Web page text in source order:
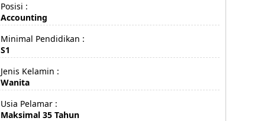
Posisi :
Accounting
Minimal Pendidikan :
S1
Jenis Kelamin :
Wanita
Usia Pelamar :
Maksimal 35 Tahun